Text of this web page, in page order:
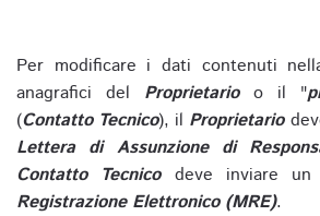
Per modificare i dati contenuti
anagrafici del Proprietarioo il "
(Contatto Tecnico), il Proprietario
Lettera di Assunzione di
Contatto Tecnicodeve inviare un
Registrazione Elettronico (MRE).